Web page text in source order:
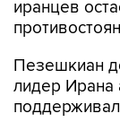
иранцев
Пезешкиан
лидер Ирана